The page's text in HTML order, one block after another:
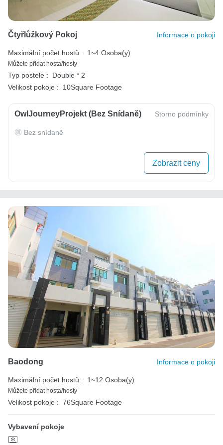
Čtyřlůžkový Pokoj Informace o pokoji
Maximální počet hostů : 1~4 Osoba(y)
Můžete přidat hosta/hosty
Typ postele :
Double * 2
Velikost pokoje :
10Square Footage
OwlJourneyProjekt (bez Snídaně) Storno podmínky
Bez snídaně
Zobrazit ceny
Baodong Informace o pokoji
Maximální počet hostů : 1~12 Osoba(y)
Můžete přidat hosta/hosty
Velikost pokoje : 76Square Footage
Vybavení pokoje